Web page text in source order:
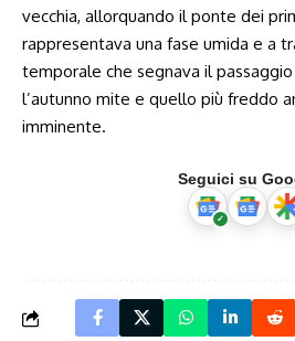
vecchia, allorquando il ponte dei
rappresentava una fase umida e a
temporale che segnava il
l’autunno mite e quello più freddo
imminente.
Seguici su